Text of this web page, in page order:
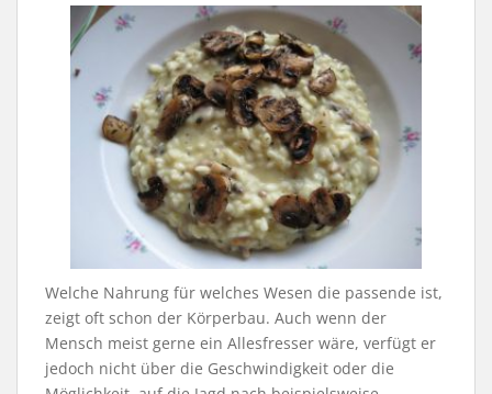
Welche Nahrung für welches Wesen die passende ist,
zeigt oft schon der Körperbau. Auch wenn der
Mensch meist gerne ein Allesfresser wäre, verfügt er
jedoch nicht über die Geschwindigkeit oder die